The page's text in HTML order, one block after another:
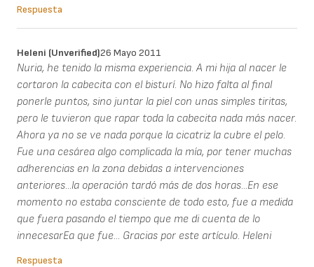
Respuesta
Heleni (unverified)26 Mayo 2011
Nuria, he tenido la misma experiencia. A mi hija al nacer le
cortaron la cabecita con el bisturí. No hizo falta al final
ponerle puntos, sino juntar la piel con unas simples tiritas,
pero le tuvieron que rapar toda la cabecita nada más nacer.
Ahora ya no se ve nada porque la cicatriz la cubre el pelo.
Fue una cesárea algo complicada la mía, por tener muchas
adherencias en la zona debidas a intervenciones
anteriores...la operación tardó más de dos horas...En ese
momento no estaba consciente de todo esto, fue a medida
que fuera pasando el tiempo que me di cuenta de lo
innecesarEa que fue... Gracias por este artículo. Heleni
Respuesta